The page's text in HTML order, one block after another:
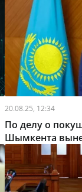
20.08.25, 12:34
По делу о
Шымкента